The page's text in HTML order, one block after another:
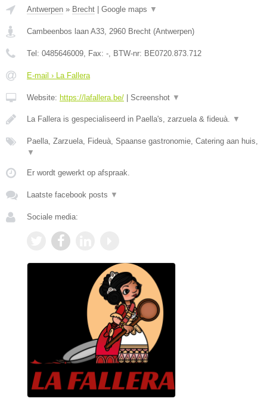
Antwerpen » Brecht Google maps ▼
Cambeenbos laan A33, 2960 Brecht (Antwerpen)
Tel: 0485646009, Fax: -, BTW-nr: BE0720.873.712
E-mail › La Fallera
Website: https://lafallera.be/ Screenshot ▼
La Fallera is gespecialiseerd in Paella's, zarzuela & fideuà. ▼
Paella, Zarzuela, Fideuà, Spaanse gastronomie, Catering aan huis,
▼
Er wordt gewerkt op afspraak.
Laatste facebook posts ▼
Sociale media: